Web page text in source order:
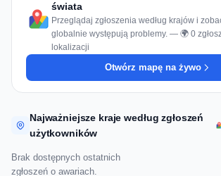
świata
Przeglądaj zgłoszenia według krajów i
globalnie występują problemy. — 🌍 0
lokalizacji
Otwórz mapę na żywo
Najważniejsze kraje według zgłoszeń
użytkowników
Brak dostępnych ostatnich
zgłoszeń o awariach.